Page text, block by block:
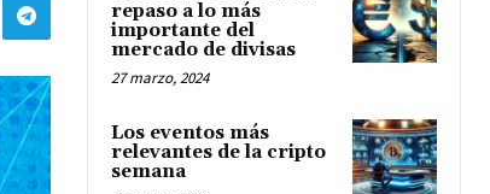
repaso a lo más
importante del
mercado de divisas
27 marzo, 2024
Los eventos más
relevantes de la cripto
semana